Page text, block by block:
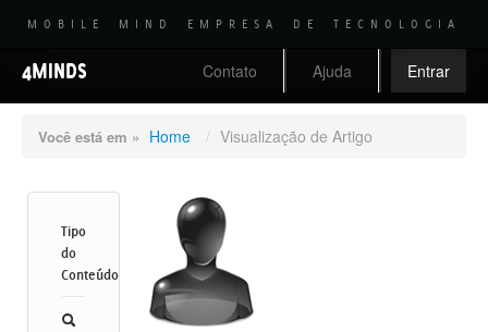
MOBILE MIND EMPRESA DE TECNOLOGIA
4MINDS Contato Ajuda Entrar
Você está em » Home / Visualização de Artigo
Tipo
do
Conteúdo